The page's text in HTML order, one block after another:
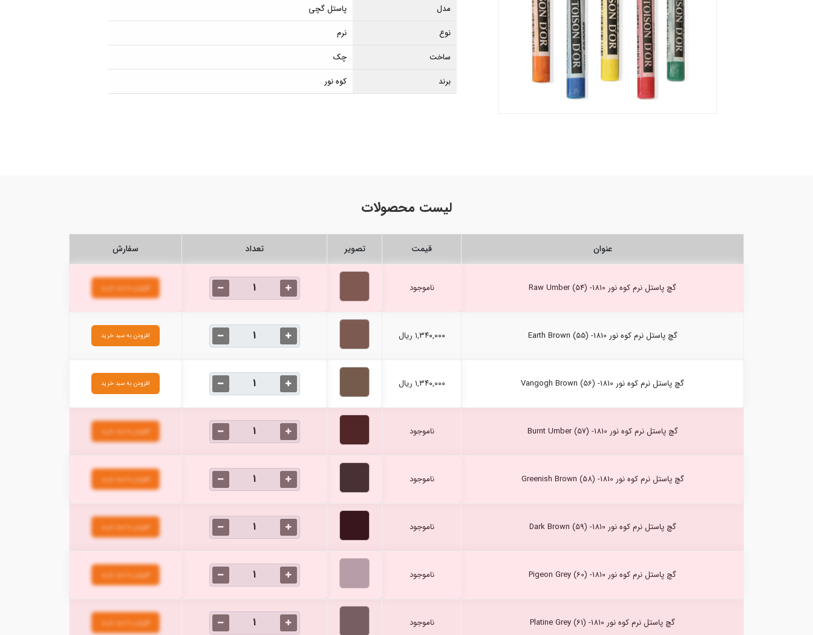
مدل
پاستل گچی
نوع
نرم
ساخت
چک
برند
کوه نور
لیست محصولات
عنوان قیمت تصویر تعداد سفارش
گچ پاستل نرم کوه نور Raw Umber (54) -1810 ناموجود افزودن به سبد خرید
گچ پاستل نرم کوه نور Earth Brown (55) -1810 ۱,۳۴۰,۰۰۰ ریال افزودن به سبد خرید
گچ پاستل نرم کوه نور Vangogh Brown (56) -1810 ۱,۳۴۰,۰۰۰ ریال افزودن به سبد خرید
گچ پاستل نرم کوه نور Burnt Umber (57) -1810 ناموجود افزودن به سبد خرید
گچ پاستل نرم کوه نور Greenish Brown (58) -1810 ناموجود افزودن به سبد خرید
گچ پاستل نرم کوه نور Dark Brown (59) -1810 ناموجود افزودن به سبد خرید
گچ پاستل نرم کوه نور Pigeon Grey (60) -1810 ناموجود افزودن به سبد خرید
گچ پاستل نرم کوه نور Platine Grey (61) -1810 ناموجود افزودن به سبد خرید